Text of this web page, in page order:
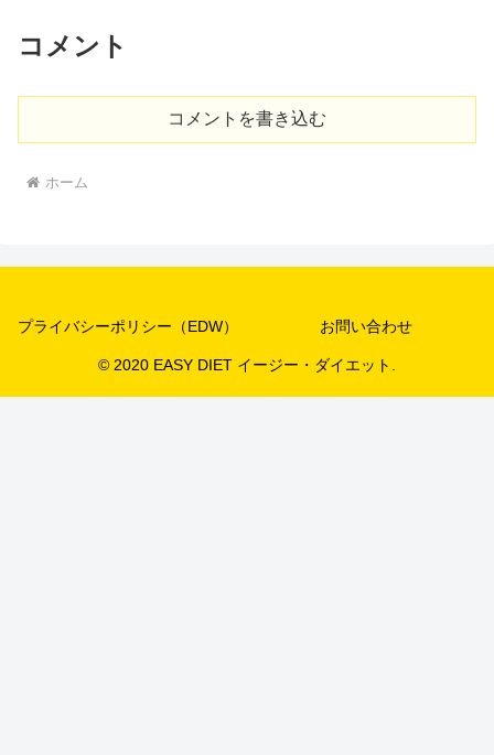
コメント
コメントを書き込む
ホーム
プライバシーポリシー（EDW） お問い合わせ
© 2020 EASY DIET イージー・ダイエット.